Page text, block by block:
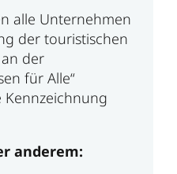
alle Unternehmen
der touristischen
der
für Alle“
anderem: